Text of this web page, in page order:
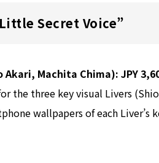
Secret Voice”
Akari, Machita Chima): JPY
the three key visual Livers
wallpapers of each Liver’s